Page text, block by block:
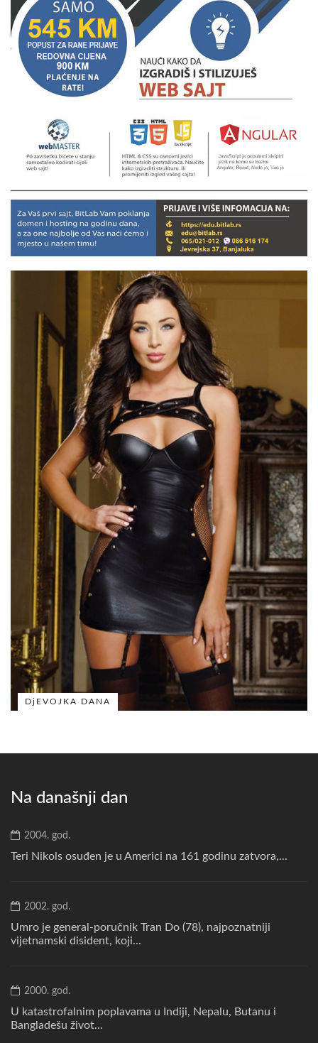
DjEVOJKA DANA
Na današnji dan
2004. god.
Teri Nikols osuđen je u Americi na 161 godinu zatvora,...
2002. god.
Umro je general-poručnik Tran Do (78), najpoznatniji
vijetnamski disident, koji...
2000. god.
U katastrofalnim poplavama u Indiji, Nepalu, Butanu i
Bangladešu život...